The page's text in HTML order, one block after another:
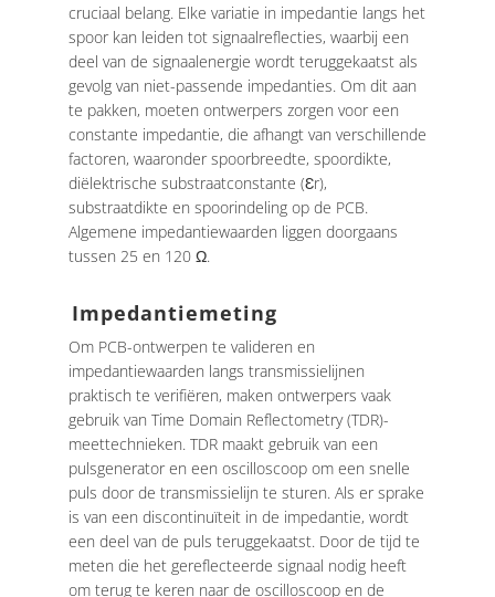
cruciaal belang. Elke variatie in impedantie langs het
spoor kan leiden tot signaalreflecties, waarbij een
deel van de signaalenergie wordt teruggekaatst als
gevolg van niet-passende impedanties. Om dit aan
te pakken, moeten ontwerpers zorgen voor een
constante impedantie, die afhangt van verschillende
factoren, waaronder spoorbreedte, spoordikte,
diëlektrische substraatconstante (Ɛr),
substraatdikte en spoorindeling op de PCB.
Algemene impedantiewaarden liggen doorgaans
tussen 25 en 120 Ω.
Impedantiemeting
Om PCB-ontwerpen te valideren en
impedantiewaarden langs transmissielijnen
praktisch te verifiëren, maken ontwerpers vaak
gebruik van Time Domain Reflectometry (TDR)-
meettechnieken. TDR maakt gebruik van een
pulsgenerator en een oscilloscoop om een ​​snelle
puls door de transmissielijn te sturen. Als er sprake
is van een discontinuïteit in de impedantie, wordt
een deel van de puls teruggekaatst. Door de tijd te
meten die het gereflecteerde signaal nodig heeft
om terug te keren naar de oscilloscoop en de